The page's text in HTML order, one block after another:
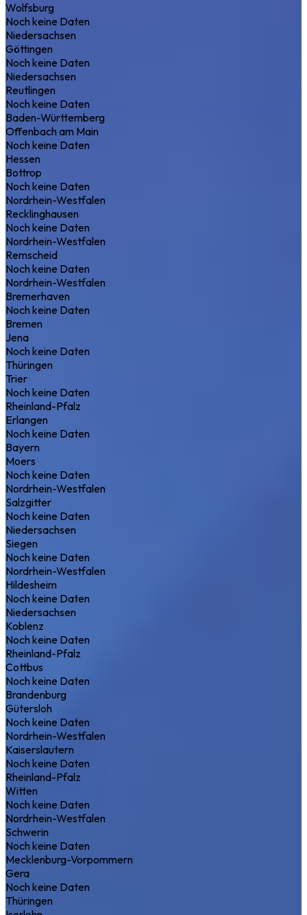
Wolfsburg
Noch keine Daten
Niedersachsen
Göttingen
Noch keine Daten
Niedersachsen
Reutlingen
Noch keine Daten
Baden-Württemberg
Offenbach am Main
Noch keine Daten
Hessen
Bottrop
Noch keine Daten
Nordrhein-Westfalen
Recklinghausen
Noch keine Daten
Nordrhein-Westfalen
Remscheid
Noch keine Daten
Nordrhein-Westfalen
Bremerhaven
Noch keine Daten
Bremen
Jena
Noch keine Daten
Thüringen
Trier
Noch keine Daten
Rheinland-Pfalz
Erlangen
Noch keine Daten
Bayern
Moers
Noch keine Daten
Nordrhein-Westfalen
Salzgitter
Noch keine Daten
Niedersachsen
Siegen
Noch keine Daten
Nordrhein-Westfalen
Hildesheim
Noch keine Daten
Niedersachsen
Koblenz
Noch keine Daten
Rheinland-Pfalz
Cottbus
Noch keine Daten
Brandenburg
Gütersloh
Noch keine Daten
Nordrhein-Westfalen
Kaiserslautern
Noch keine Daten
Rheinland-Pfalz
Witten
Noch keine Daten
Nordrhein-Westfalen
Schwerin
Noch keine Daten
Mecklenburg-Vorpommern
Gera
Noch keine Daten
Thüringen